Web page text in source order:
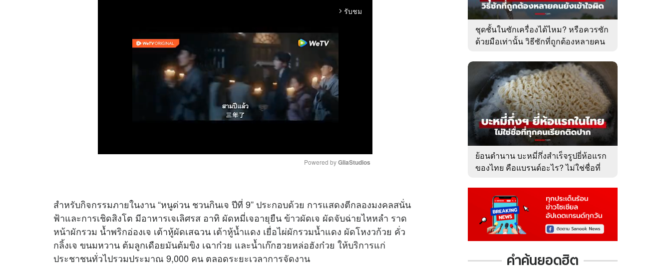
arrow_forward_ios รับชม
u
t
e
Powered by GliaStudios
สำหรับกิจกรรมภายในงาน “หนูด่วน ชวนกินเจ ปีที่ 9” ประกอบด้วย การแสดงตีกลองมงคลสนั่น
ฟ้าและการเชิดสิงโต มีอาหารเจเลิศรส อาทิ ผัดหมี่เจอายุยืน ข้าวผัดเจ ผัดจับฉ่ายไหหลำ ราด
หน้าผักรวม น้ำพริกอ่องเจ เต้าหู้ผัดเสฉวน เต้าหู้น้ำแดง เยื่อไผ่ผักรวมน้ำแดง ผัดโหงวก้วย คั่ว
กลิ้งเจ ขนมหวาน ต้มลูกเดือยมันต้มขิง เฉาก๋วย และน้ำเก๊กฮวยหล่อฮังก๋วย ให้บริการแก่
ประชาชนทั่วไปรวมประมาณ 9,000 คน ตลอดระยะเวลาการจัดงาน
ชุดชั้นในซักเครื่องได้ไหม? หรือควรซัก
ด้วยมือเท่านั้น วิธีซักที่ถูกต้องหลายคน
ย้อนตำนาน บะหมี่กึ่งสำเร็จรูปยี่ห้อแรก
ของไทย คือแบรนด์อะไร? ไม่ใช่ชื่อที่
คำค้นยอดฮิต